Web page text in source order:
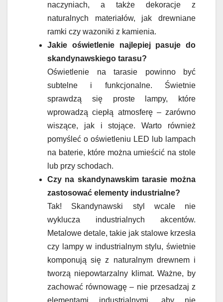
naczyniach, a także dekoracje z
naturalnych materiałów, jak drewniane
ramki czy wazoniki z kamienia.
Jakie oświetlenie najlepiej pasuje do
skandynawskiego tarasu?
Oświetlenie na tarasie powinno być
subtelne i funkcjonalne. Świetnie
sprawdzą się proste lampy, które
wprowadzą ciepłą atmosferę – zarówno
wiszące, jak i stojące. Warto również
pomyśleć o oświetleniu LED lub lampach
na baterie, które można umieścić na stole
lub przy schodach.
Czy na skandynawskim tarasie można
zastosować elementy industrialne?
Tak! Skandynawski styl wcale nie
wyklucza industrialnych akcentów.
Metalowe detale, takie jak stalowe krzesła
czy lampy w industrialnym stylu, świetnie
komponują się z naturalnym drewnem i
tworzą niepowtarzalny klimat. Ważne, by
zachować równowagę – nie przesadzaj z
elementami industrialnymi, aby nie